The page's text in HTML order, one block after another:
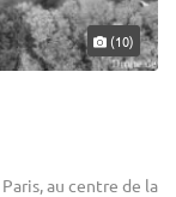
(10)
au centre de la